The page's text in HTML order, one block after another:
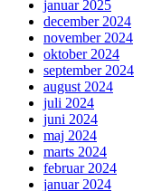
januar 2025
december 2024
november 2024
oktober 2024
september 2024
august 2024
juli 2024
juni 2024
maj 2024
marts 2024
februar 2024
januar 2024